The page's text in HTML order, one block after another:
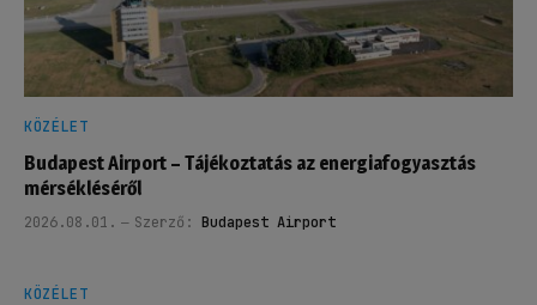
KÖZÉLET
Budapest Airport – Tájékoztatás az energiafogyasztás
mérsékléséről
2026.08.01. Szerző: Budapest Airport
KÖZÉLET